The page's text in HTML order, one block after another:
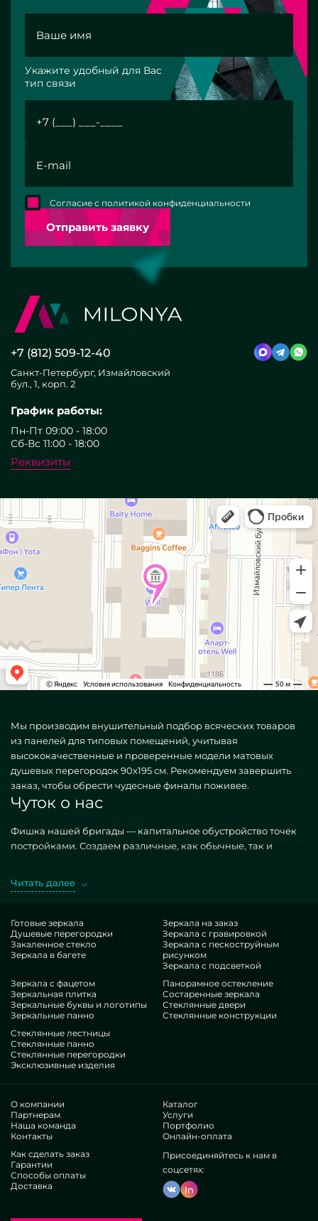
Укажите удобный для Вас
тип связи
Отправить заявку
Согласие с политикой конфиденциальности
+7 (812) 509-12-40
Санкт-Петербург, Измайловский
бул., 1, корп. 2
График работы:
Пн-Пт 09:00 - 18:00
Сб-Вс 11:00 - 18:00
Реквизиты
Мы производим внушительный подбор всяческих товаров
из панелей для типовых помещений, учитывая
высококачественные и проверенные модели матовых
душевых перегородок 90x195 см. Рекомендуем завершить
заказ, чтобы обрести чудесные финалы поживее.
Чуток о нас
Фишка нашей бригады — капитальное обустройство точек
постройками. Создаем различные, как обычные, так и
конструкции в дизайне MILONYA, вы точно предполагаете,
сдающий типовым категориям. Если вы помышляете
дооформить свои пространства, прибавить им красоты,
неповторимости, несомненно исследуйте наши вещи, от
матовых душевых перегородок 90x195 см и до
многовариантных фурнитур.
Гордость нашей компании
направлений. У всех продвинутые опыт, что порадует даже
взаимотребовательных потребителей. Активно увлекаются
модернизацией профессиональных квалификаций,
обдумывают, как не останавливаться в нелегких ситуациях.
Изготовят и инсталлируют Матовые перегородки для душа
90x195 см безупречно.
Завоевали признание сотен авторитетных компаний и
одиночных контрагентов. Море хвалебных реакций —
узнайте сами.
Трудимся без дистрибьюторов, это дозволяет
доработать дизайнерские алгоритмы, делать все скорее,
убавить расходы. Так что специзделия и опции
Читать далее
Готовые зеркала
Душевые перегородки
Закаленное стекло
Зеркала в багете
Зеркала на заказ
Зеркала с гравировкой
Зеркала с пескоструйным
рисунком
Зеркала с подсветкой
Зеркала с фацетом
Зеркальная плитка
Зеркальные буквы и логотипы
Зеркальные панно
Панорамное остекление
Состаренные зеркала
Стеклянные двери
Стеклянные конструкции
Стеклянные лестницы
Стеклянные панно
Стеклянные перегородки
Эксклюзивные изделия
О компании
Партнерам
Наша команда
Контакты
Каталог
Услуги
Портфолио
Онлайн-оплата
Как сделать заказ
Гарантии
Способы оплаты
Доставка
Присоединяйтесь к нам в
соцсетях:
In